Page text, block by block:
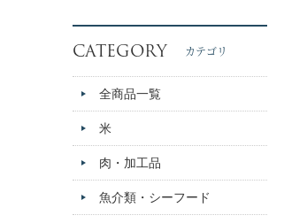
CATEGORY カテゴリ
全商品一覧
米
肉・加工品
魚介類・シーフード